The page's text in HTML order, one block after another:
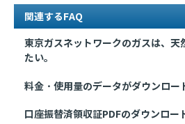
関連するFAQ
東京ガスネットワークのガスは、天
たい。
料金・使用量のデータがダウンロー
口座振替済領収証PDFのダウンロー